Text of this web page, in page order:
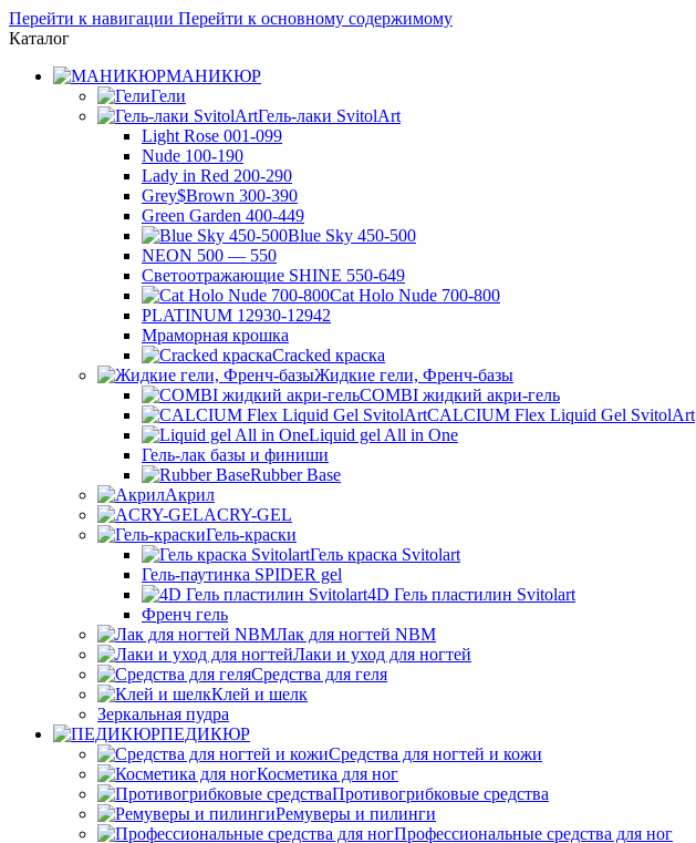
Перейти к навигации Перейти к основному содержимому
Каталог
МАНИКЮР
Гели
Гель-лаки SvitolArt
Light Rose 001-099
Nude 100-190
Lady in Red 200-290
Grey$Brown 300-390
Green Garden 400-449
Blue Sky 450-500
NEON 500 — 550
Светоотражающие SHINE 550-649
Cat Holo Nude 700-800
PLATINUM 12930-12942
Мраморная крошка
Cracked краска
Жидкие гели, Френч-базы
COMBI жидкий акри-гель
CALCIUM Flex Liquid Gel SvitolArt
Liquid gel All in One
Гель-лак базы и финиши
Rubber Base
Акрил
ACRY-GEL
Гель-краски
Гель краска Svitolart
Гель-паутинка SPIDER gel
4D Гель пластилин Svitolart
Френч гель
Лак для ногтей NBM
Лаки и уход для ногтей
Средства для геля
Клей и шелк
Зеркальная пудра
ПЕДИКЮР
Средства для ногтей и кожи
Косметика для ног
Противогрибковые средства
Ремуверы и пилинги
Профессиональные средства для ног